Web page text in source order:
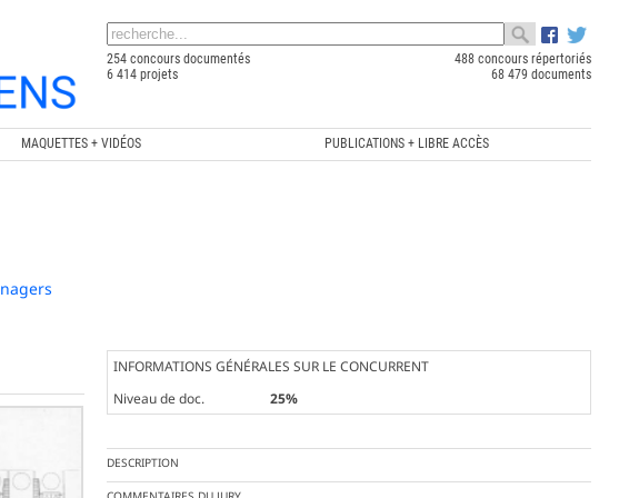
254 concours documentés
488 concours répertoriés
6 414 projets
68 479 documents
MAQUETTES + VIDÉOS PUBLICATIONS + LIBRE ACCÈS
INFORMATIONS GÉNÉRALES SUR LE CONCURRENT
Niveau de doc.
25%
DESCRIPTION